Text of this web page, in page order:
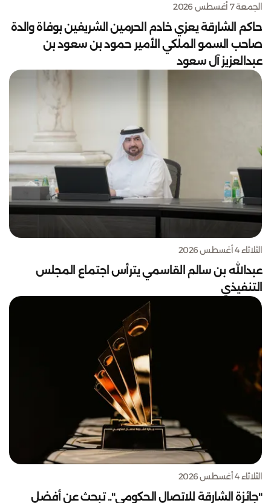
الجمعة 7 أغسطس 2026
حاكم الشارقة يعزي خادم الحرمين الشريفين بوفاة والدة
صاحب السمو الملكي الأمير حمود بن سعود بن
عبدالعزيز آل سعود
الثلاثاء 4 أغسطس 2026
عبدالله بن سالم القاسمي يترأس اجتماع المجلس
التنفيذي
الثلاثاء 4 أغسطس 2026
"جائزة الشارقة للاتصال الحكومي".. تبحث عن أفضل